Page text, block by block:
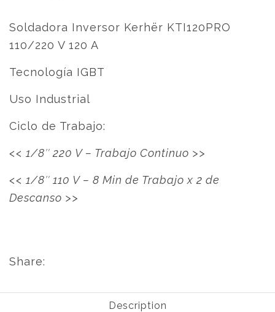
Soldadora Inversor Kerhër KTI120PRO
110/220 V 120 A
Tecnología IGBT
Uso Industrial
Ciclo de Trabajo:
<< 1/8″ 220 V – Trabajo Continuo >>
<< 1/8″ 110 V – 8 Min de Trabajo x 2 de
Descanso >>
Share:
Description